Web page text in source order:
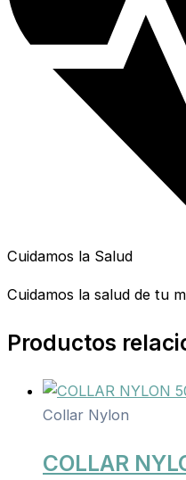
Cuidamos la Salud
Cuidamos la salud de tu
Productos
Collar Nylon
COLLAR